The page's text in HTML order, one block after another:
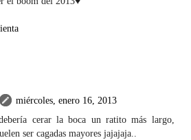
miércoles, enero 16, 2013
cerar la boca un ratito más largo,
ser cagadas mayores jajajaja..